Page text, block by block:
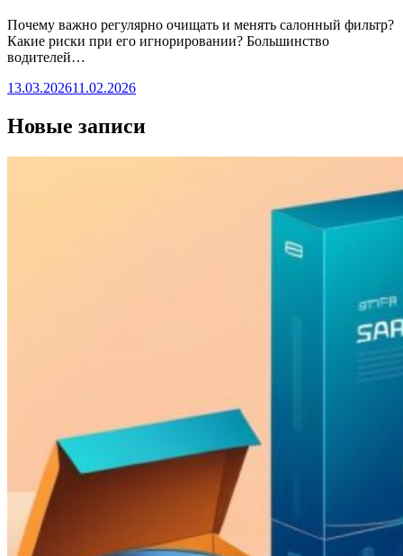
Почему важно регулярно очищать и менять салонный фильтр?
Какие риски при его игнорировании? Большинство
водителей…
13.03.202611.02.2026
Новые записи